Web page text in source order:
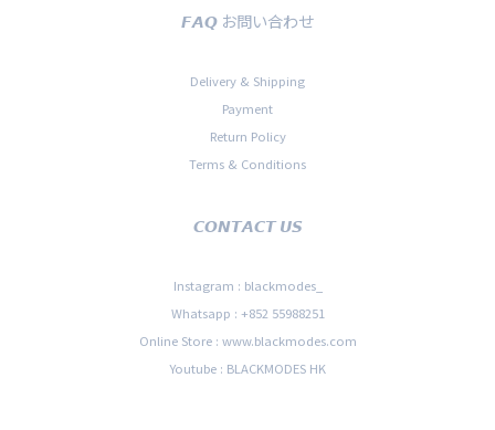
𝙁𝘼𝙌 お問い合わせ
Delivery & Shipping
Payment
Return Policy
Terms & Conditions
𝘾𝙊𝙉𝙏𝘼𝘾𝙏 𝙐𝙎
Instagram : blackmodes_
Whatsapp : +852 55988251
Online Store : www.blackmodes.com
Youtube : BLACKMODES HK